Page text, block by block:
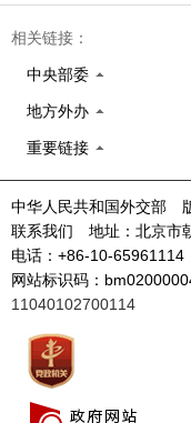
相关链接：
中央部委
地方外办
重要链接
中华人民共和国外交部
联系我们 地址：北京市
电话：+86-10-65961114
网站标识码：
11040102700114